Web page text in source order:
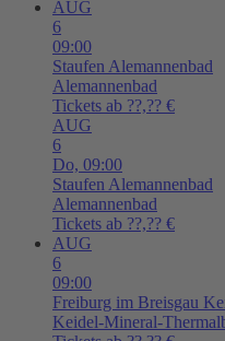
AUG
6
09:00
Staufen Alemannenbad
Alemannenbad
Tickets ab ??,?? €
AUG
6
Do, 09:00
Staufen Alemannenbad
Alemannenbad
Tickets ab ??,?? €
AUG
6
09:00
Freiburg im Breisgau
Keidel-Mineral-